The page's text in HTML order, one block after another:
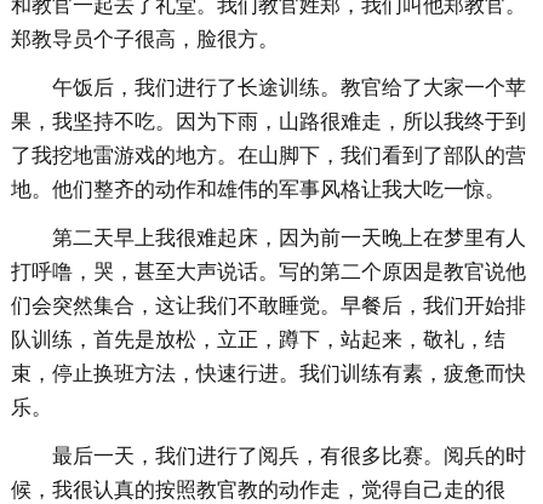
和教官一起去了礼堂。我们教官姓郑，我们叫他郑教官。
郑教导员个子很高，脸很方。
午饭后，我们进行了长途训练。教官给了大家一个苹
果，我坚持不吃。因为下雨，山路很难走，所以我终于到
了我挖地雷游戏的地方。在山脚下，我们看到了部队的营
地。他们整齐的动作和雄伟的军事风格让我大吃一惊。
第二天早上我很难起床，因为前一天晚上在梦里有人
打呼噜，哭，甚至大声说话。写的第二个原因是教官说他
们会突然集合，这让我们不敢睡觉。早餐后，我们开始排
队训练，首先是放松，立正，蹲下，站起来，敬礼，结
束，停止换班方法，快速行进。我们训练有素，疲惫而快
乐。
最后一天，我们进行了阅兵，有很多比赛。阅兵的时
候，我很认真的按照教官教的动作走，觉得自己走的很